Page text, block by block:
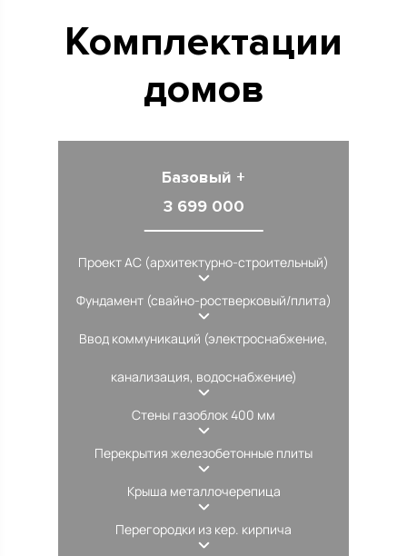
Комплектации
домов
Базовый +
3 699 000
Проект АС (архитектурно-строительный)
Фундамент (свайно-ростверковый/плита)
Ввод коммуникаций (электроснабжение,
канализация, водоснабжение)
Стены газоблок 400 мм
Перекрытия железобетонные плиты
Крыша металлочерепица
Перегородки из кер. кирпича